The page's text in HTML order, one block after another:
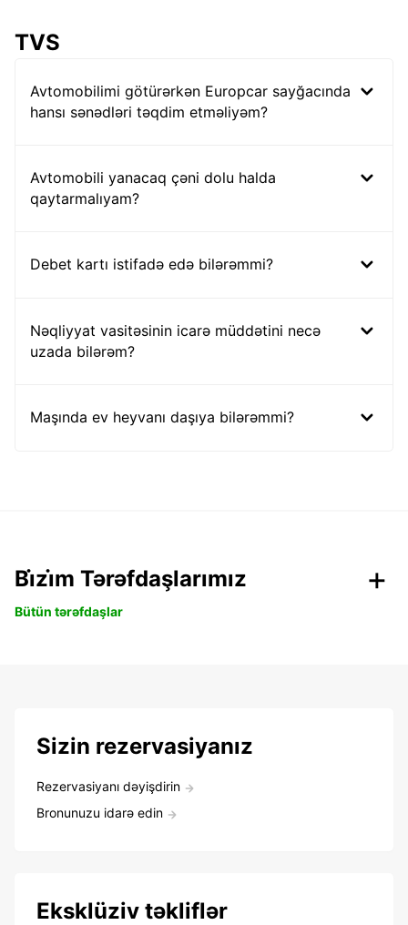
TVS
Avtomobilimi götürərkən Europcar sayğacında
hansı sənədləri təqdim etməliyəm?
Avtomobili yanacaq çəni dolu halda
qaytarmalıyam?
Debet kartı istifadə edə bilərəmmi?
Nəqliyyat vasitəsinin icarə müddətini necə
uzada bilərəm?
Maşında ev heyvanı daşıya bilərəmmi?
Bi̇zi̇m Tərəfdaşlarımız
Bütün tərəfdaşlar
Sizin rezervasiyanız
Rezervasiyanı dəyişdirin
Bronunuzu idarə edin
Eksklüziv təkliflər